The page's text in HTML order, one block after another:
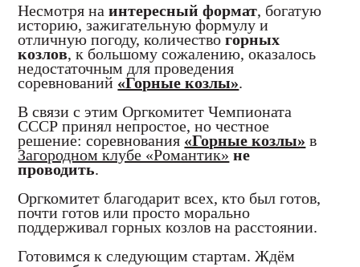
Несмотря наинтересный формат, богатую
историю, зажигательную формулу и
отличную погоду, количествогорных
козлов, к большому сожалению, оказалось
недостаточным для проведения
соревнований «Горные козлы».
В связи с этим Оргкомитет Чемпионата
СССР принял непростое, но честное
решение: соревнования «Горные козлы» в
Загородном клубе «Романтик» не
проводить.
Оргкомитет благодарит всех, кто был готов,
почти готов или просто морально
поддерживал горных козлов на расстоянии.
Готовимся к следующим стартам. Ждём